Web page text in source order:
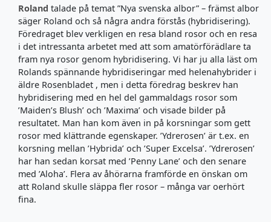
Roland talade på temat ”Nya svenska albor” – främst albor
säger Roland och så några andra förstås (hybridisering).
Föredraget blev verkligen en resa bland rosor och en resa
i det intressanta arbetet med att som amatörförädlare ta
fram nya rosor genom hybridisering. Vi har ju alla läst om
Rolands spännande hybridiseringar med helenahybrider i
äldre Rosenbladet , men i detta föredrag beskrev han
hybridisering med en hel del gammaldags rosor som
’Maiden’s Blush’ och ’Maxima’ och visade bilder på
resultatet. Man han kom även in på korsningar som gett
rosor med klättrande egenskaper. ’Ydrerosen’ är t.ex. en
korsning mellan ’Hybrida’ och ’Super Excelsa’. ’Ydrerosen’
har han sedan korsat med ’Penny Lane’ och den senare
med ’Aloha’. Flera av åhörarna framförde en önskan om
att Roland skulle släppa fler rosor – många var oerhört
fina.